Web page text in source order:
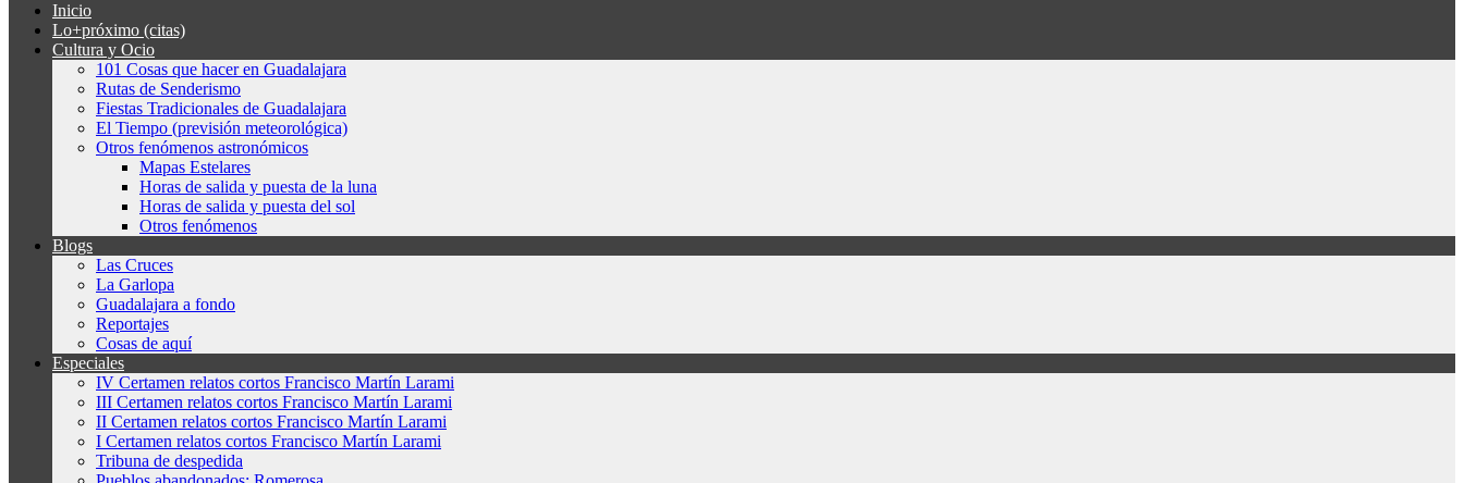
Inicio
Lo+próximo (citas)
Cultura y Ocio
101 Cosas que hacer en Guadalajara
Rutas de Senderismo
Fiestas Tradicionales de Guadalajara
El Tiempo (previsión meteorológica)
Otros fenómenos astronómicos
Mapas Estelares
Horas de salida y puesta de la luna
Horas de salida y puesta del sol
Otros fenómenos
Blogs
Las Cruces
La Garlopa
Guadalajara a fondo
Reportajes
Cosas de aquí
Especiales
IV Certamen relatos cortos Francisco Martín Larami
III Certamen relatos cortos Francisco Martín Larami
II Certamen relatos cortos Francisco Martín Larami
I Certamen relatos cortos Francisco Martín Larami
Tribuna de despedida